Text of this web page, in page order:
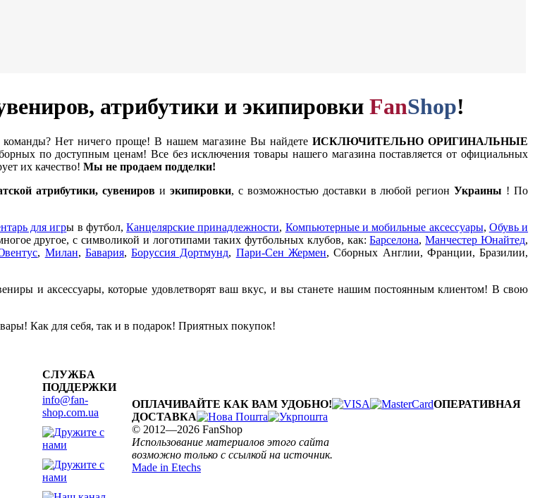
атрибутики и экипировки FanShop!
Нет ничего проще! В нашем магазине Вы найдете ИСКЛЮЧИТЕЛЬНО ОРИГИНАЛЬНЫЕ
по доступным ценам! Все без исключения товары нашего магазина поставляется от официальных
их качество! Мы не продаем подделки!
атрибутики, сувениров и экипировки, с возможностью доставки в любой регионУкраины ! По
для игры в футбол,Канцелярские принадлежности, Компьютерные и мобильные аксессуары, Обувь и
другое, с символикой и логотипами таких футбольных клубов, как:Барселона,Манчестер Юнайтед,
, Милан, Бавария,Боруссия Дортмунд, Пари-Сен Жермен, Сборных Англии, Франции, Бразилии,
и аксессуары, которые удовлетворят ваш вкус, и вы станете нашим постоянным клиентом! В свою
Как для себя, так и в подарок! Приятных покупок!
СЛУЖБА
ПОДДЕРЖКИ
info@fan-
shop.com.ua
ОПЛАЧИВАЙТЕ КАК ВАМ УДОБНО!
ОПЕРАТИВНАЯ
ДОСТАВКА
© 2012—2026 FanShop
Использование материалов этого сайта
возможно только с ссылкой на источник.
Made in Etechs